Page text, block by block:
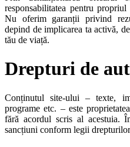
responsabilitatea pentru
Nu oferim garanții privind
depind de implicarea ta activă,
tău de viață.
Drepturi de
Conținutul site-ului – texte,
programe etc. – este
fără acordul scris al acestuia.
sancțiuni conform legii